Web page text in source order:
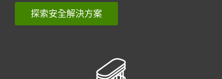
探索安全解決方案